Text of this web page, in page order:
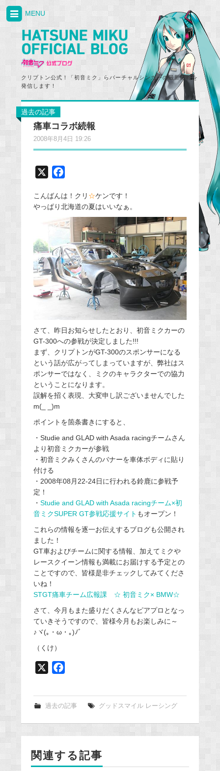
クリプトン公式！「初音ミク」らバーチャルシンガーの最新情報を
発信します！
MENU
過去の記事
痛車コラボ続報
2008年8月4日 19:26
c
e
b
o
k
こんばんは！クリ ☆ケンです！
やっぱり北海道の夏はいいなぁ。
さて、昨日お知らせしたとおり、初音ミクカーの
GT-300への参戦が決定しました!!!
まず、クリプトンがGT-300のスポンサーになる
という話が広がってしまっていますが、弊社はス
ポンサーではなく、ミクのキャラクターでの協力
ということになります。
誤解を招く表現、大変申し訳ございませんでした
m(_ _)m
ポイントを箇条書きにすると、
・Studie and GLAD with Asada racingチームさん
より初音ミクカーが参戦
・初音ミクみくさんのバナーを車体ボディに貼り
付ける
・2008年08月22-24日に行われる鈴鹿に参戦予
定！
・ Studie and GLAD with Asada racingチーム×初
音ミクSUPER GT参戦応援サイト もオープン！
これらの情報を逐一お伝えするブログも公開され
ました！
GT車およびチームに関する情報、加えてミクや
レースクイーン情報も満載にお届けする予定との
ことですので、皆様是非チェックしてみてくださ
いね！
STGT痛車チーム広報課 ☆ 初音ミク× BMW☆
さて、今月もまた盛りだくさんなピアプロとなっ
ていきそうですので、皆様今月もお楽しみに～
♪ヾ(｡・ω・｡)ﾉﾞ
（くけ）
e
k
過去の記事 グッドスマイル レーシング
関連する記事